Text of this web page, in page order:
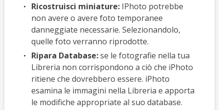
Ricostruisci miniature:IPhoto potrebbe
non avere o avere foto temporanee
danneggiate necessarie. Selezionandolo,
quelle foto verranno riprodotte.
Ripara Database:se le fotografie nella tua
Libreria non corrispondono a ciò che iPhoto
ritiene che dovrebbero essere. iPhoto
esamina le immagini nella Libreria e apporta
le modifiche appropriate al suo database.